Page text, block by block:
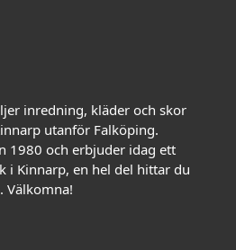
inredning, kläder och skor
utanför Falköping.
1980 och erbjuder idag ett
i Kinnarp, en hel del hittar du
Välkomna!